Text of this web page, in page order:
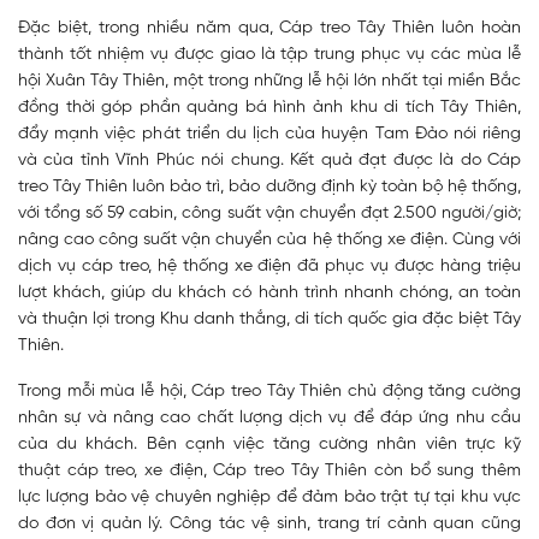
Đặc biệt, trong nhiều năm qua, Cáp treo Tây Thiên luôn hoàn
thành tốt nhiệm vụ được giao là tập trung phục vụ các mùa lễ
hội Xuân Tây Thiên, một trong những lễ hội lớn nhất tại miền Bắc
đồng thời góp phần quảng bá hình ảnh khu di tích Tây Thiên,
đẩy mạnh việc phát triển du lịch của huyện Tam Đảo nói riêng
và của tỉnh Vĩnh Phúc nói chung. Kết quả đạt được là do Cáp
treo Tây Thiên luôn bảo trì, bảo dưỡng định kỳ toàn bộ hệ thống,
với tổng số 59 cabin, công suất vận chuyển đạt 2.500 người/giờ;
nâng cao công suất vận chuyển của hệ thống xe điện. Cùng với
dịch vụ cáp treo, hệ thống xe điện đã phục vụ được hàng triệu
lượt khách, giúp du khách có hành trình nhanh chóng, an toàn
và thuận lợi trong Khu danh thắng, di tích quốc gia đặc biệt Tây
Thiên.
Trong mỗi mùa lễ hội, Cáp treo Tây Thiên chủ động tăng cường
nhân sự và nâng cao chất lượng dịch vụ để đáp ứng nhu cầu
của du khách. Bên cạnh việc tăng cường nhân viên trực kỹ
thuật cáp treo, xe điện, Cáp treo Tây Thiên còn bổ sung thêm
lực lượng bảo vệ chuyên nghiệp để đảm bảo trật tự tại khu vực
do đơn vị quản lý. Công tác vệ sinh, trang trí cảnh quan cũng